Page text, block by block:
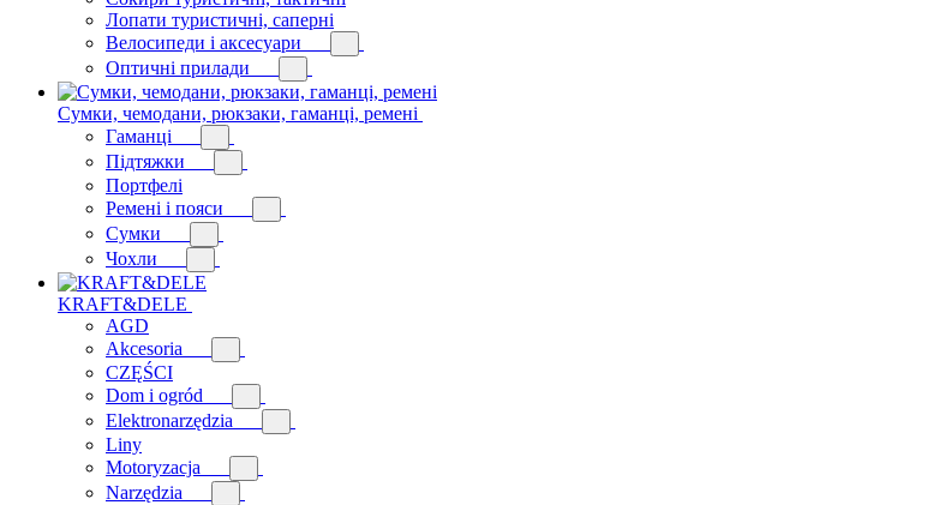
Лопати туристичні, саперні
Велосипеди і аксесуари
Оптичні прилади
Сумки, чемодани, рюкзаки, гаманці, ремені
Гаманці
Підтяжки
Портфелі
Ремені і пояси
Сумки
Чохли
KRAFT&DELE
AGD
Akcesoria
CZĘŚCI
Dom i ogród
Elektronarzędzia
Liny
Motoryzacja
Narzędzia